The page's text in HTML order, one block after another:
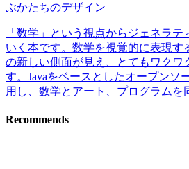
ぶかたちのデザイン
「数学」という視点からジェネラ
いく本です。数学を視覚的に表現す
の新しい側面が見え、とてもワクワ
す。Javaをベースとしたオープンソ
用し、数学とアート、プログラムを
Recommends